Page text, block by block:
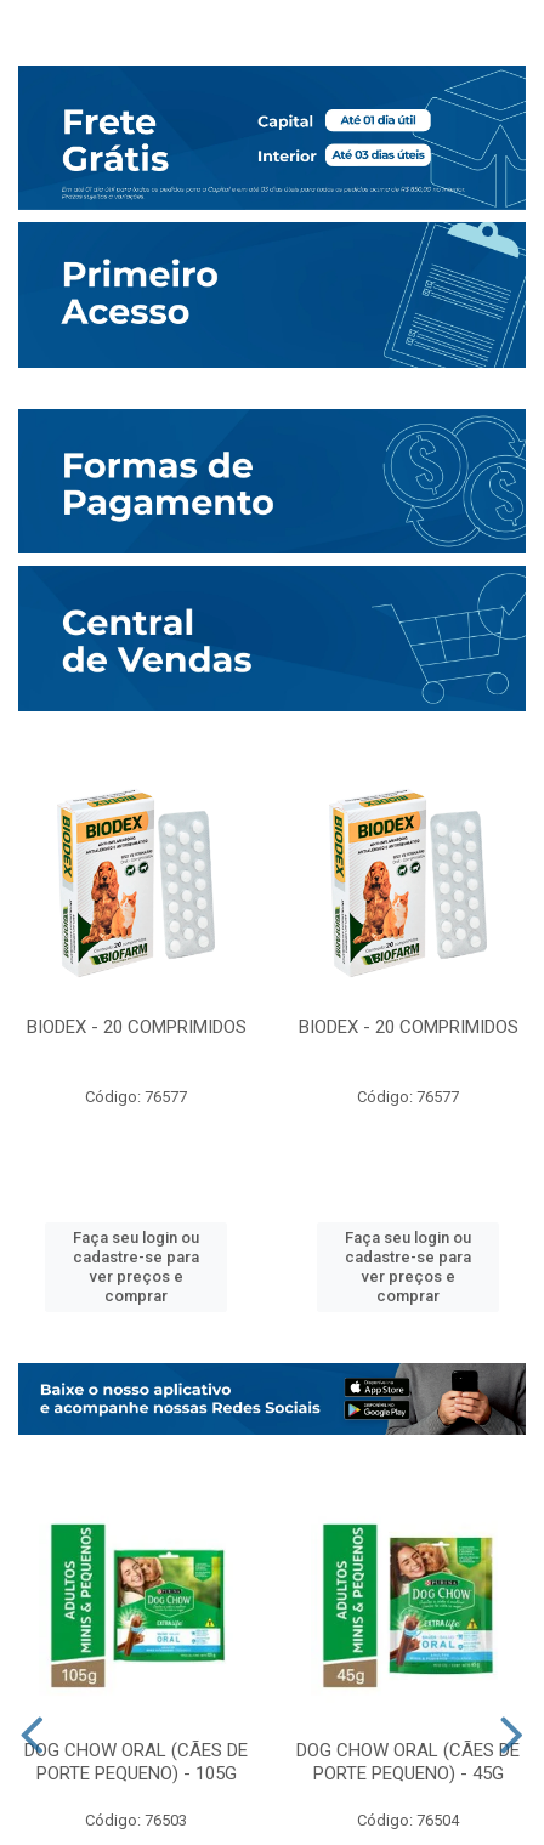
BIODEX - 20 COMPRIMIDOS
Código: 76577
Faça seu login ou
cadastre-se para
ver preços e
comprar
BIODEX - 20 COMPRIMIDOS
Código: 76577
Faça seu login ou
cadastre-se para
ver preços e
comprar
DOG CHOW ORAL (CÃES DE
PORTE PEQUENO) - 105G
Código: 76503
DOG CHOW ORAL (CÃES DE
PORTE PEQUENO) - 45G
Código: 76504